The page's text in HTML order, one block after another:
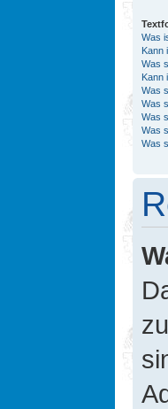
Was
Kann
Was
Kann
Was
Was
Was
Was
Was